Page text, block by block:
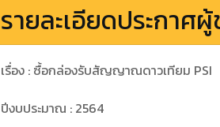
รายละเอียดประกาศ
เรื่อง : ซื้อกล่องรับสัญญาณดาวเทียม PSI
ปีงบประมาณ : 2564